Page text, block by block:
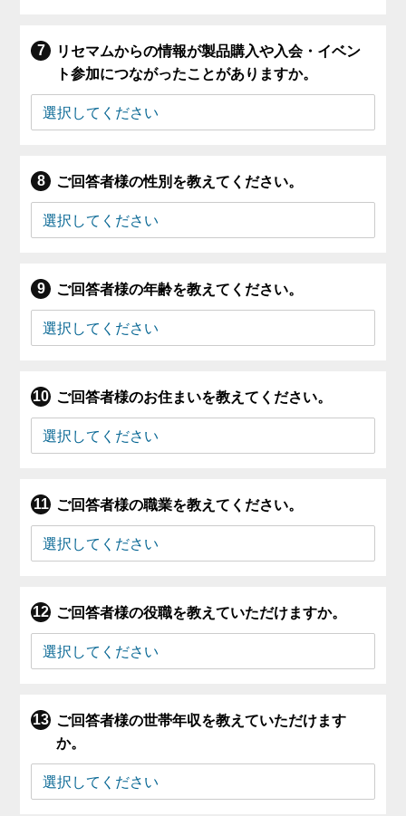
リセマムからの情報が製品購入や入会・イベン
ト参加につながったことがありますか。
ご回答者様の性別を教えてください。
ご回答者様の年齢を教えてください。
ご回答者様のお住まいを教えてください。
ご回答者様の職業を教えてください。
ご回答者様の役職を教えていただけますか。
ご回答者様の世帯年収を教えていただけます
か。